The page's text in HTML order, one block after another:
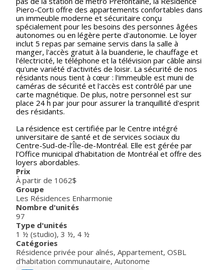
Piero-Corti offre des appartements confortables dans
un immeuble moderne et sécuritaire conçu
spécialement pour les besoins des personnes âgées
autonomes ou en légère perte d'autonomie. Le loyer
inclut 5 repas par semaine servis dans la salle à
manger, l'accès gratuit à la buanderie, le chauffage et
l'électricité, le téléphone et la télévision par câble ainsi
qu'une variété d'activités de loisir. La sécurité de nos
résidants nous tient à cœur : l'immeuble est muni de
caméras de sécurité et l'accès est contrôlé par une
carte magnétique. De plus, notre personnel est sur
place 24 h par jour pour assurer la tranquillité d'esprit
des résidants.
La résidence est certifiée par le Centre intégré
universitaire de santé et de services sociaux du
Centre-Sud-de-l’Île-de-Montréal. Elle est gérée par
l’Office municipal d’habitation de Montréal et offre des
loyers abordables.
Prix
À partir de 1062$
Groupe
Les Résidences Enharmonie
Nombre d'unités
97
Type d'unités
1 ½ (studio), 3 ½, 4 ½
Catégories
Résidence privée pour aînés, Appartement, OSBL
d'habitation communautaire, Autonome